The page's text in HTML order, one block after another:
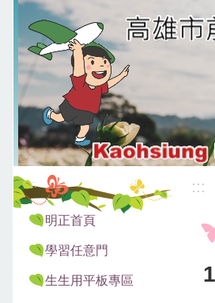
:::
明正首頁
學習任意門
生生用平板專區
:::